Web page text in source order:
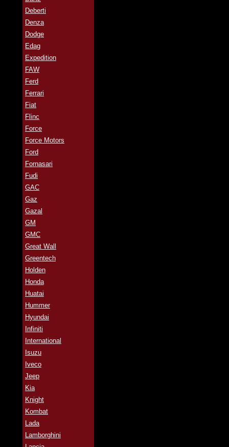
Deberti
Denza
Dodge
Edag
Expedition
FAW
Ferd
Ferrari
Fiat
Flinc
Force
Force Motors
Ford
Fornasari
Fudi
GAC
Gaz
Gazal
GM
GMC
Great Wall
Greentech
Holden
Honda
Huatai
Hummer
Hyundai
Infiniti
International
Isuzu
Iveco
Jeep
Kia
Knight
Kombat
Lada
Lamborghini